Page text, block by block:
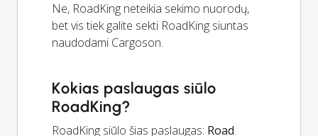
Ne, RoadKing neteikia sekimo nuorodų,
bet vis tiek galite sekti RoadKing siuntas
naudodami Cargoson.
Kokias paslaugas siūlo
RoadKing?
RoadKing siūlo šias paslaugas: Road.